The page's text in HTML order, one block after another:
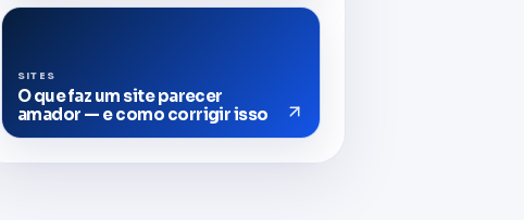
SITES
O que faz um site parecer
amador — e como corrigir isso